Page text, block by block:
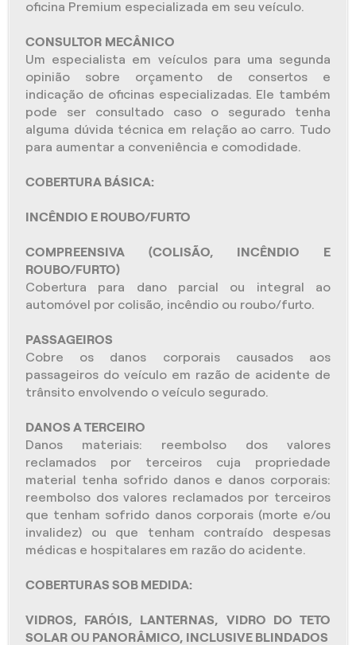
oficina Premium especializada em seu veículo.
CONSULTOR MECÂNICO
Um especialista em veículos para uma segunda
opinião sobre orçamento de consertos e
indicação de oficinas especializadas. Ele também
pode ser consultado caso o segurado tenha
alguma dúvida técnica em relação ao carro. Tudo
para aumentar a conveniência e comodidade.
COBERTURA BÁSICA:
INCÊNDIO E ROUBO/FURTO
COMPREENSIVA (COLISÃO, INCÊNDIO E
ROUBO/FURTO)
Cobertura para dano parcial ou integral ao
automóvel por colisão, incêndio ou roubo/furto.
PASSAGEIROS
Cobre os danos corporais causados aos
passageiros do veículo em razão de acidente de
trânsito envolvendo o veículo segurado.
DANOS A TERCEIRO
Danos materiais: reembolso dos valores
reclamados por terceiros cuja propriedade
material tenha sofrido danos e danos corporais:
reembolso dos valores reclamados por terceiros
que tenham sofrido danos corporais (morte e/ou
invalidez) ou que tenham contraído despesas
médicas e hospitalares em razão do acidente.
COBERTURAS SOB MEDIDA:
VIDROS, FARÓIS, LANTERNAS, VIDRO DO TETO
SOLAR OU PANORÂMICO, INCLUSIVE BLINDADOS